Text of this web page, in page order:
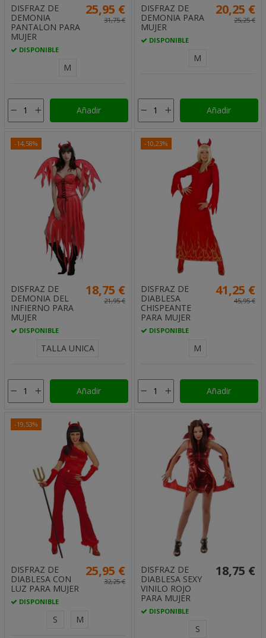
DISFRAZ DE
DEMONIA
PANTALON PARA
MUJER
DISPONIBLE
25,95 €
31,75 €
M
Añadir
DISFRAZ DE
DEMONIA PARA
MUJER
DISPONIBLE
20,25 €
25,25 €
M
Añadir
-14,58%
DISFRAZ DE
DEMONIA DEL
INFIERNO PARA
MUJER
DISPONIBLE
18,75 €
21,95 €
TALLA UNICA
Añadir
-10,23%
DISFRAZ DE
DIABLESA
CHISPEANTE
PARA MUJER
DISPONIBLE
41,25 €
45,95 €
M
Añadir
-19,53%
DISFRAZ DE
DIABLESA CON
LUZ PARA MUJER
DISPONIBLE
25,95 €
32,25 €
S M
DISFRAZ DE
DIABLESA SEXY
VINILO ROJO
PARA MUJER
DISPONIBLE
18,75 €
S